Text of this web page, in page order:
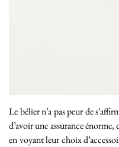
Le bélier n’a pas peur de
d’avoir une assurance
en voyant leur choix